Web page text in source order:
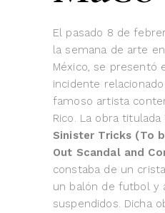
El pasado 8 de
la semana de arte
México, se presentó
incidente
famoso artista
Rico. La obra titulada
Sinister Tricks (To
Out Scandal and
constaba de un
un balón de futbol y
suspendidos. Dicha